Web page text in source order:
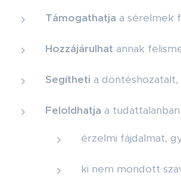
Támogathatja a sérelmek
Hozzájárulhat annak
Segítheti a
Feloldhatja a
érzelmi fájdalmat,
ki nem mondott